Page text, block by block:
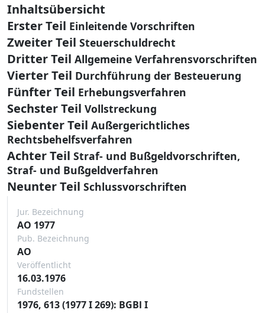
Inhaltsübersicht
Erster Teil Einleitende Vorschriften
Zweiter Teil Steuerschuldrecht
Dritter Teil Allgemeine Verfahrensvorschriften
Vierter Teil Durchführung der Besteuerung
Fünfter Teil Erhebungsverfahren
Sechster Teil Vollstreckung
Siebenter Teil Außergerichtliches
Rechtsbehelfsverfahren
Achter Teil Straf- und Bußgeldvorschriften,
Straf- und Bußgeldverfahren
Neunter Teil Schlussvorschriften
Jur. Bezeichnung
AO 1977
Pub. Bezeichnung
AO
Veröffentlicht
16.03.1976
Fundstellen
1976, 613 (1977 I 269): BGBl I